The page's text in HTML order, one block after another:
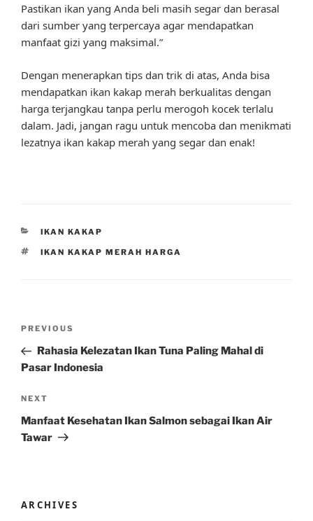
Pastikan ikan yang Anda beli masih segar dan berasal
dari sumber yang terpercaya agar mendapatkan
manfaat gizi yang maksimal.”
Dengan menerapkan tips dan trik di atas, Anda bisa
mendapatkan ikan kakap merah berkualitas dengan
harga terjangkau tanpa perlu merogoh kocek terlalu
dalam. Jadi, jangan ragu untuk mencoba dan menikmati
lezatnya ikan kakap merah yang segar dan enak!
CATEGORIES
IKAN KAKAP
TAGS
IKAN KAKAP MERAH HARGA
Previous
Post
PREVIOUS
Rahasia Kelezatan Ikan Tuna Paling Mahal di
Pasar Indonesia
Next
Post
NEXT
Manfaat Kesehatan Ikan Salmon sebagai Ikan Air
Tawar
ARCHIVES